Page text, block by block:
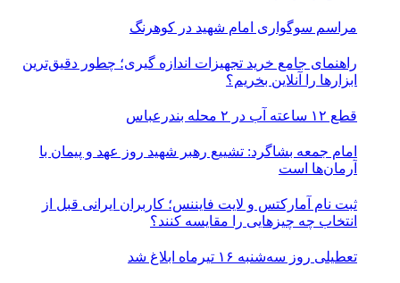
مراسم سوگواری امام شهید در کوهرنگ
راهنمای جامع خرید تجهیزات اندازه گیری؛ چطور دقیق‌ترین
ابزارها را آنلاین بخریم؟
قطع ۱۲ ساعته آب در ۲ محله بندرعباس
امام جمعه بشاگرد: تشییع رهبر شهید روز عهد و پیمان با
آرمان‌ها است
ثبت نام آمارکتس و لایت فایننس؛ کاربران ایرانی قبل از
انتخاب چه چیزهایی را مقایسه کنند؟
تعطیلی روز سه‌شنبه ۱۶ تیرماه ابلاغ شد